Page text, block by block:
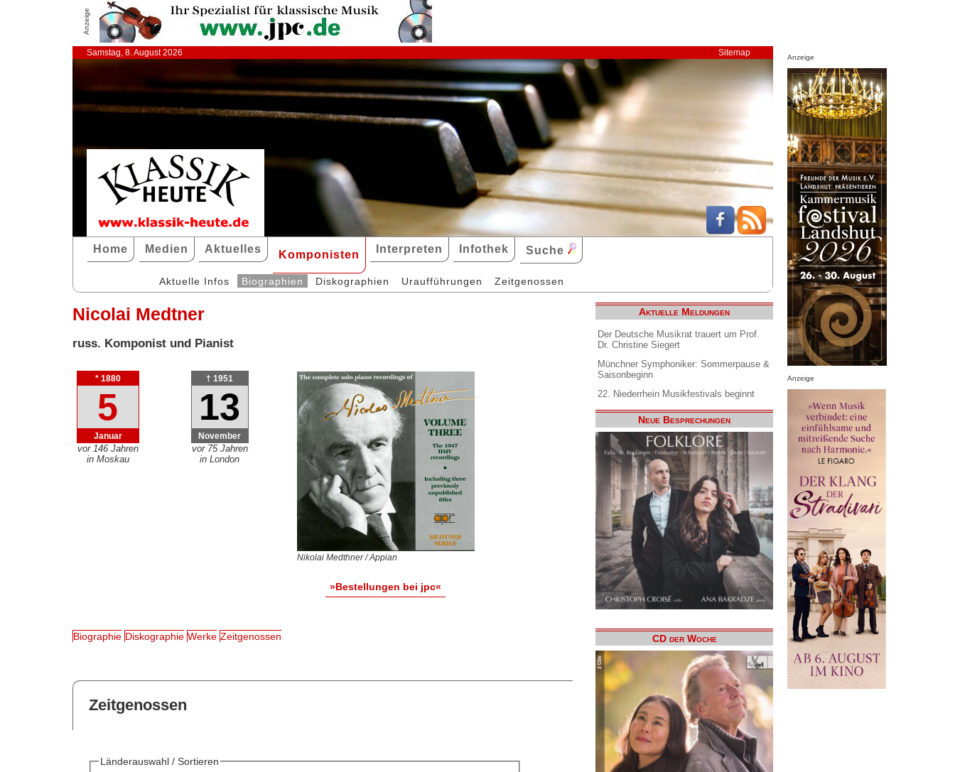
Anzeige
Samstag, 8. August 2026 Sitemap
Home Medien Aktuelles Komponisten Interpreten Infothek Suche
Aktuelle Infos Biographien Diskographien Uraufführungen Zeitgenossen
Nicolai Medtner
russ. Komponist und Pianist
* 1880
5
Januar
vor 146 Jahren
in Moskau
† 1951
13
November
vor 75 Jahren
in London
Nikolai Medthner / Appian
»Bestellungen bei jpc«
Biographie Diskographie Werke Zeitgenossen
Zeitgenossen
Länderauswahl / Sortieren
Aktuelle Meldungen
Der Deutsche Musikrat trauert um Prof.
Dr. Christine Siegert
Münchner Symphoniker: Sommerpause &
Saisonbeginn
22. Niederrhein Musikfestivals beginnt
Neue Besprechungen
CD der Woche
Anzeige
Anzeige